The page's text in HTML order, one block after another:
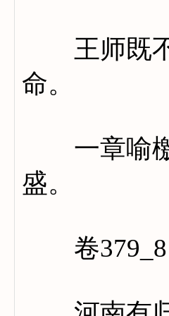
王师既不
命。
一章喻檄
盛。
卷379_8